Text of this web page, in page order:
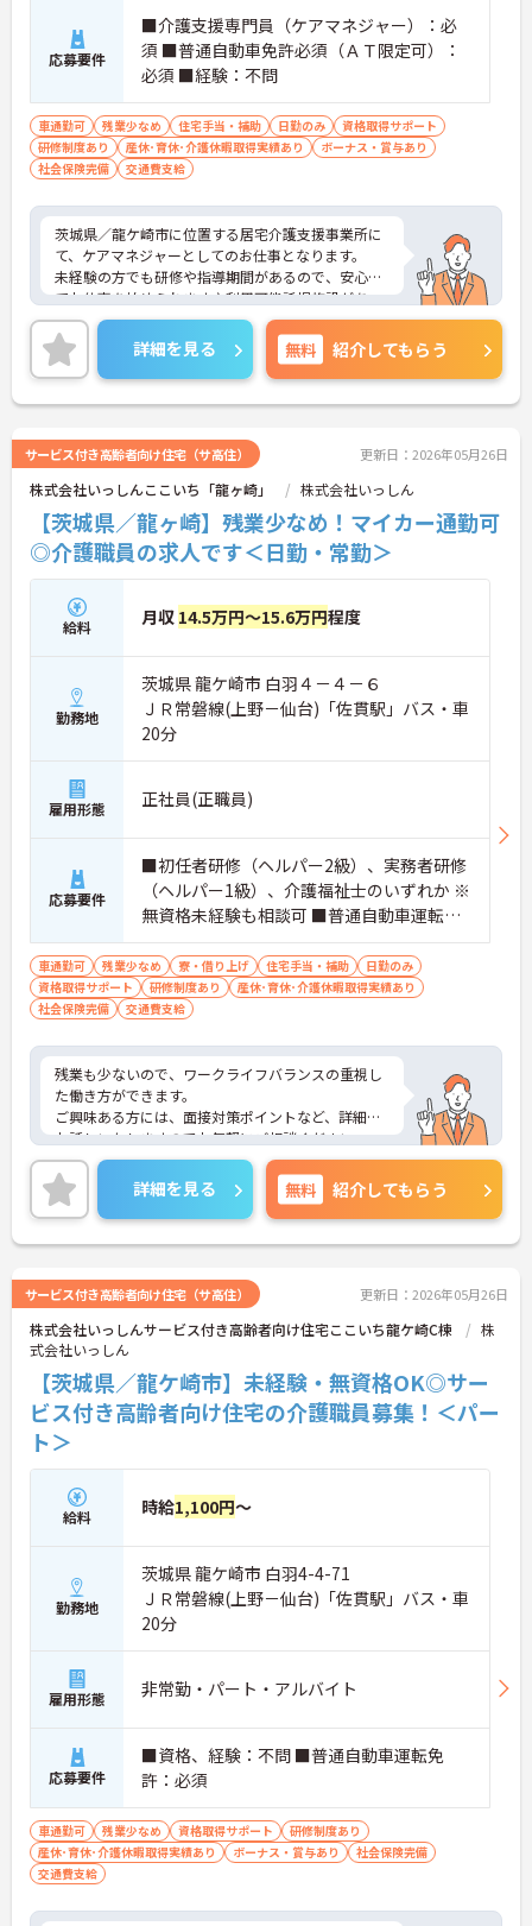
応募要件
■介護支援専門員（ケアマネジャー）：必
須 ■普通自動車免許必須（ＡＴ限定可）：
必須 ■経験：不問
車通勤可 残業少なめ 住宅手当・補助 日勤のみ
資格取得サポート
研修制度あり
産休･育休･介護休暇取得実績あり
ボーナス・賞与あり
社会保険完備
交通費支給
茨城県／龍ケ崎市に位置する居宅介護支援事業所に
て、ケアマネジャーとしてのお仕事となります。
未経験の方でも研修や指導期間があるので、安心し
てお仕事を始められます♪利用可能託児施設があ
り、育児休業もあるので、お子様がいらっしゃる方
も安心してお仕事できます！
ご興味ある方は面接ポイントをお伝えしますので、
お気軽にお問い合わせください♪
詳細を見る 無料 紹介してもらう
サービス付き高齢者向け住宅（サ高住） 更新日：2026年05月26日
株式会社いっしんここいち「龍ヶ崎」 株式会社いっしん
【茨城県／龍ヶ崎】残業少なめ！マイカー通勤可
◎介護職員の求人です＜日勤・常勤＞
給料 月収 14.5万円～15.6万円程度
勤務地
茨城県 龍ケ崎市 白羽４－４－６
ＪＲ常磐線(上野－仙台)「佐貫駅」バス・車
20分
雇用形態 正社員(正職員)
応募要件
■初任者研修（ヘルパー2級）、実務者研修
（ヘルパー1級）、介護福祉士のいずれか ※
無資格未経験も相談可 ■普通自動車運転免
許
車通勤可 残業少なめ 寮・借り上げ 住宅手当・補助
日勤のみ
資格取得サポート
研修制度あり
産休･育休･介護休暇取得実績あり
社会保険完備
交通費支給
残業も少ないので、ワークライフバランスの重視し
た働き方ができます。
ご興味ある方には、面接対策ポイントなど、詳細を
お話しいたしますのでお気軽にご相談ください。
詳細を見る 無料 紹介してもらう
サービス付き高齢者向け住宅（サ高住） 更新日：2026年05月26日
株式会社いっしんサービス付き高齢者向け住宅ここいち龍ケ崎C棟
株
式会社いっしん
【茨城県／龍ケ崎市】未経験・無資格OK◎サー
ビス付き高齢者向け住宅の介護職員募集！＜パー
ト＞
給料 時給1,100円～
勤務地
茨城県 龍ケ崎市 白羽4-4-71
ＪＲ常磐線(上野－仙台)「佐貫駅」バス・車
20分
雇用形態 非常勤・パート・アルバイト
応募要件
■資格、経験：不問 ■普通自動車運転免
許：必須
車通勤可 残業少なめ 資格取得サポート
研修制度あり
産休･育休･介護休暇取得実績あり
ボーナス・賞与あり
社会保険完備
交通費支給